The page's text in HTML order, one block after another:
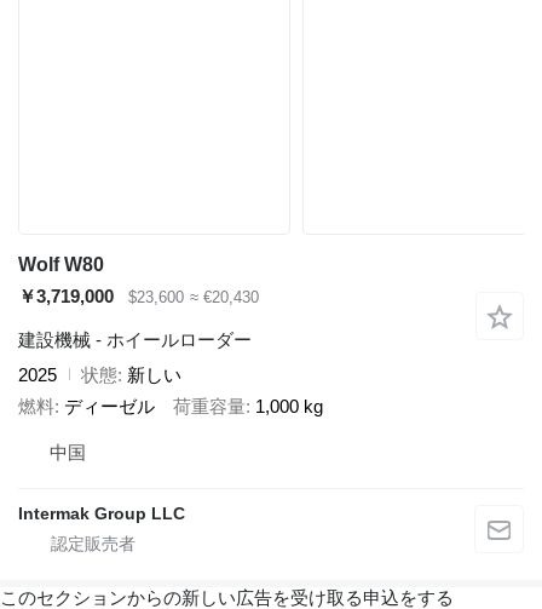
Wolf W80
￥3,719,000
$23,600 ≈ €20,430
建設機械 - ホイールローダー
2025
状態 新しい
燃料 ディーゼル 荷重容量 1,000 kg
中国
Intermak Group LLC
このセクションからの新しい広告を受け取る申込をする